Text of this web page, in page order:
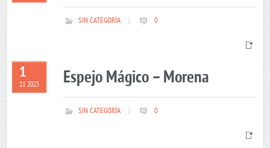
SIN CATEGORÍA 0
1
11 2025 Espejo Mágico – Morena
SIN CATEGORÍA 0